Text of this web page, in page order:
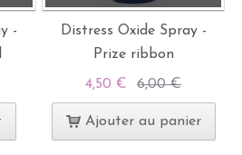
-
Distress Oxide Spray -
Prize ribbon
4,50 € 6,00 €
Ajouter au panier